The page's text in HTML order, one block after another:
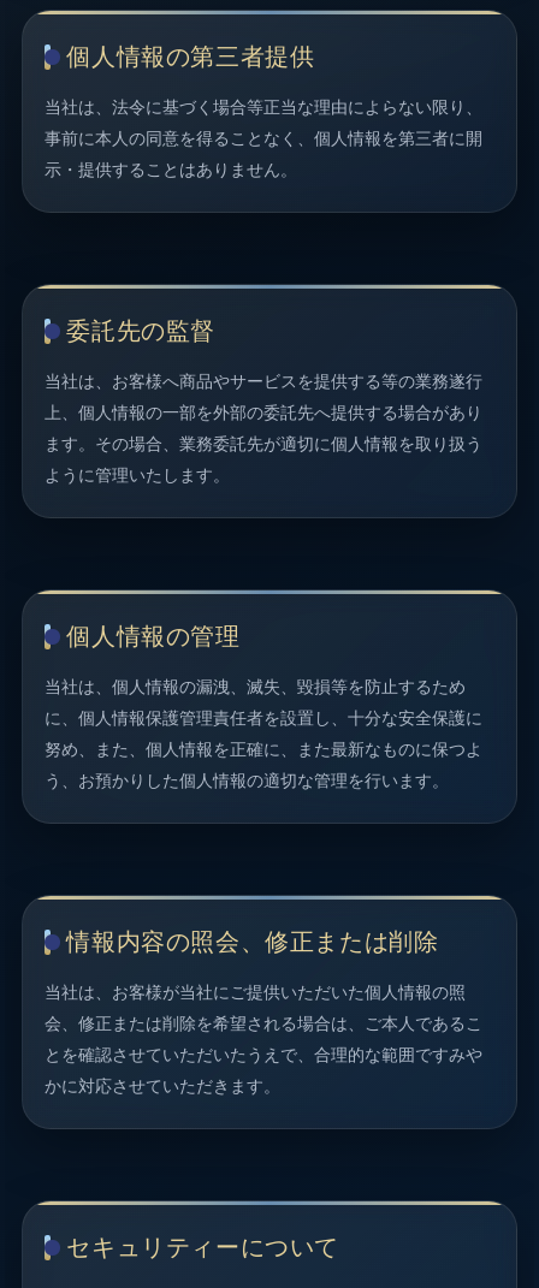
個人情報の第三者提供
当社は、法令に基づく場合等正当な理由によらない限り、
事前に本人の同意を得ることなく、個人情報を第三者に開
示・提供することはありません。
委託先の監督
当社は、お客様へ商品やサービスを提供する等の業務遂行
上、個人情報の一部を外部の委託先へ提供する場合があり
ます。その場合、業務委託先が適切に個人情報を取り扱う
ように管理いたします。
個人情報の管理
当社は、個人情報の漏洩、滅失、毀損等を防止するため
に、個人情報保護管理責任者を設置し、十分な安全保護に
努め、また、個人情報を正確に、また最新なものに保つよ
う、お預かりした個人情報の適切な管理を行います。
情報内容の照会、修正または削除
当社は、お客様が当社にご提供いただいた個人情報の照
会、修正または削除を希望される場合は、ご本人であるこ
とを確認させていただいたうえで、合理的な範囲ですみや
かに対応させていただきます。
セキュリティーについて